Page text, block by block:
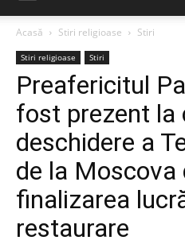
Acasă
Stiri religioase Stiri
Stiri religioase Stiri
Preafericitul
fost prezent la
deschidere a
de la Moscova
finalizarea
restaurare